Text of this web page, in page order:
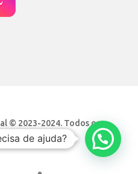
© 2023-2024. Todos os
de ajuda?